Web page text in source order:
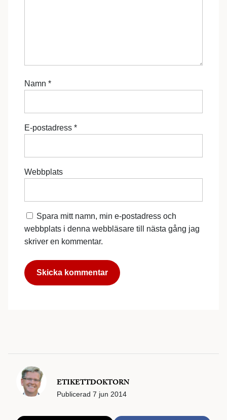
Namn *
E-postadress *
Webbplats
Spara mitt namn, min e-postadress och
webbplats i denna webbläsare till nästa gång jag
skriver en kommentar.
ETIKETTDOKTORN
Publicerad 7 jun 2014